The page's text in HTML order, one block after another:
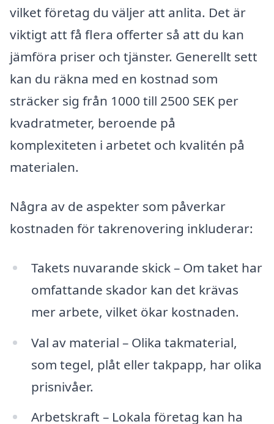
vilket företag du väljer att anlita. Det är
viktigt att få flera offerter så att du kan
jämföra priser och tjänster. Generellt sett
kan du räkna med en kostnad som
sträcker sig från 1000 till 2500 SEK per
kvadratmeter, beroende på
komplexiteten i arbetet och kvalitén på
materialen.
Några av de aspekter som påverkar
kostnaden för takrenovering inkluderar:
Takets nuvarande skick – Om taket har
omfattande skador kan det krävas
mer arbete, vilket ökar kostnaden.
Val av material – Olika takmaterial,
som tegel, plåt eller takpapp, har olika
prisnivåer.
Arbetskraft – Lokala företag kan ha